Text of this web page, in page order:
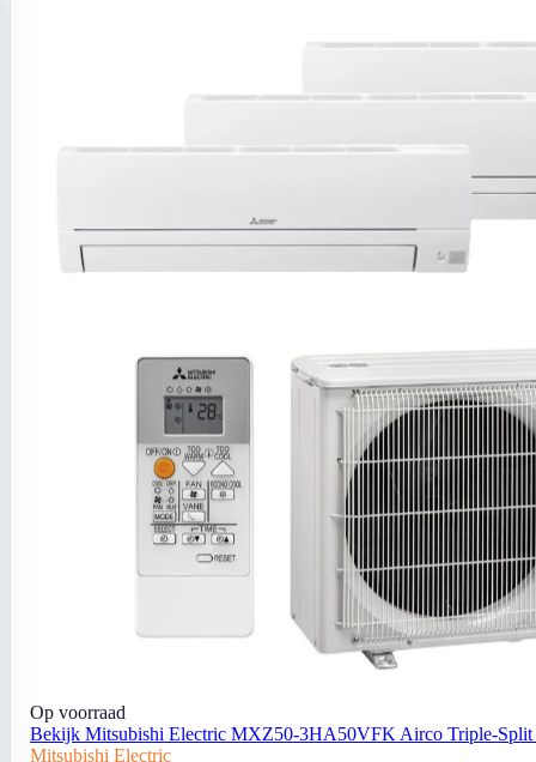
Op voorraad
Bekijk Mitsubishi Electric MXZ50-3HA50VFK Airco Triple-
Mitsubishi Electric